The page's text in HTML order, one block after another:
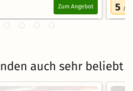
Zum Angebot 5 /5.0
auch sehr beliebt